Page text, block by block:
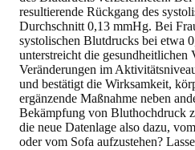
resultierende Rückgang des
Durchschnitt 0,13 mmHg. Bei
systolischen Blutdrucks bei etwa
unterstreicht die gesundheitlichen
Veränderungen im
und bestätigt die Wirksamkeit,
ergänzende Maßnahme neben
Bekämpfung von Bluthochdruck
die neue Datenlage also dazu,
oder vom Sofa aufzustehen?